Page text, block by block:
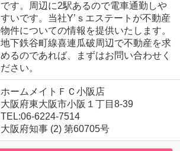
です。周辺に2駅あるので電車通勤しや
すいです。当社Y’ｓエステートが不動産
物件についての情報を提供いたします。
地下鉄谷町線喜連瓜破周辺で不動産を求
めるのであれば、まずはお問い合わせく
ださい。
ホームメイトＦＣ小阪店
大阪府東大阪市小阪１丁目8-39
TEL:06-6224-7514
大阪府知事 (2) 第60705号